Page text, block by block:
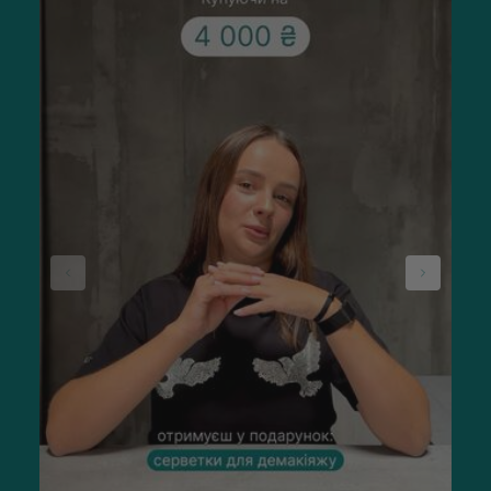
статичну електрику, роблячи зачіску слухняною
для укладання з різними типами щетинок можна
використовувати по-різному. Важливо вибирати якісні
інструменти, щоб вони служили довго та
Окрему увагу приділіть рушникам для волосся. Наприклад,
BJORN AXEN Hair Towel Wrap
допомагає швидко висушити
пасма. А щоб волосся не заплуталося, використовуйте
одразу якісну розчіску.
«Якісні аксесуари для волосся — це не
лише про стиль, а й про здоров’я
пасом. Використання правильних щіток,
рушників і гумок допомагає зменшити
ламкість, покращити його структуру та
зробити укладання легким